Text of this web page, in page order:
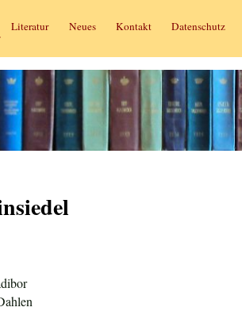
Literatur Neues Kontakt Datenschutz